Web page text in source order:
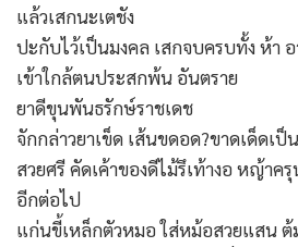
แล้วเสกนะเตชัง
ปะกับไว้เป็นมงคล เสกจบครบทั้ง ห้า
เข้าใกล้ตนประสกพ้น อันตราย
ยาดีขุนพันธรักษ์ราชเดช
จักกล่าวยาเข็ด เส้นขดอด?ขาดเด็ดเ
สวยศรี คัดเค้าของดีไม้รึเท้างอ หญ้าค
อีกต่อไป
แก่นขี้เหล็กตัวหมอ ใส่หม้อสวยแสน